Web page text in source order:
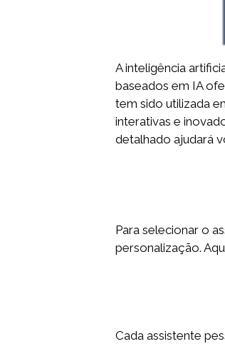
A inteligência
baseados em IA
tem sido utilizada
interativas e
detalhado ajudará
Para selecionar o
personalização.
Cada assistente